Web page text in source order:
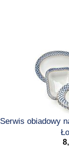
Serwis obiadowy